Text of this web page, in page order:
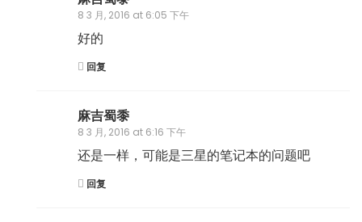
8 3 月, 2016 at 6:05 下午
好的
回复
麻吉蜀黍
8 3 月, 2016 at 6:16 下午
还是一样，可能是三星的笔记本的问题吧
回复